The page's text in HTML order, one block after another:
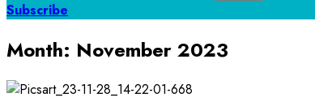
Subscribe
Month: November 2023